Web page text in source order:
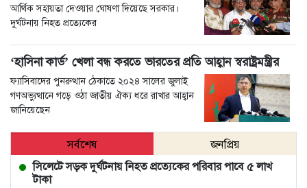
আর্থিক সহায়তা দেওয়ার ঘোষণা দিয়েছে সরকার।
দুর্ঘটনায় নিহত প্রত্যেকের
‘হাসিনা কার্ড’ খেলা বন্ধ করতে ভারতের প্রতি আহ্বান স্বরাষ্ট্রমন্ত্রীর
ফ্যাসিবাদের পুনরুত্থান ঠেকাতে ২০২৪ সালের জুলাই
গণঅভ্যুত্থানে গড়ে ওঠা জাতীয় ঐক্য ধরে রাখার আহ্বান
জানিয়েছেন
সর্বশেষ
জনপ্রিয়
সিলেটে সড়ক দুর্ঘটনায় নিহত প্রত্যেকের পরিবার পাবে ৫ লাখ
টাকা